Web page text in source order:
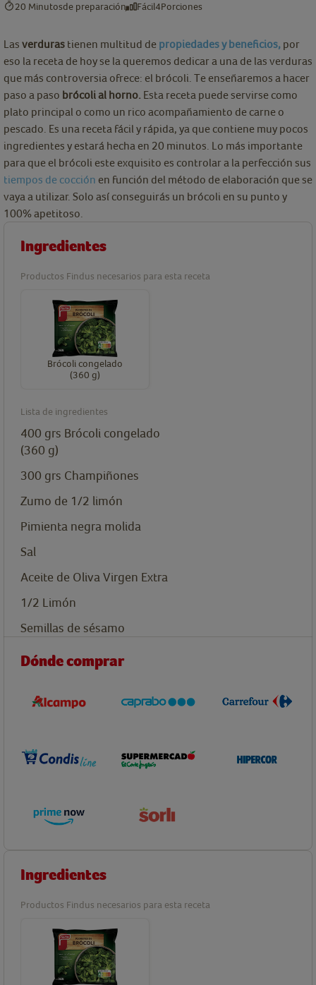
20 Minutosde preparación Fácil4Porciones
Las verduras tienen multitud de propiedades y beneficios, por
eso la receta de hoy se la queremos dedicar a una de las verduras
que más controversia ofrece: el brócoli. Te enseñaremos a hacer
paso a paso brócoli al horno. Esta receta puede servirse como
plato principal o como un rico acompañamiento de carne o
pescado. Es una receta fácil y rápida, ya que contiene muy pocos
ingredientes y estará hecha en 20 minutos. Lo más importante
para que el brócoli este exquisito es controlar a la perfección sus
tiempos de cocción en función del método de elaboración que se
vaya a utilizar. Solo así conseguirás un brócoli en su punto y
100% apetitoso.
Ingredientes
Productos Findus necesarios para esta receta
Brócoli congelado
(360 g)
Lista de ingredientes
400 grs Brócoli congelado
(360 g)
300 grs Champiñones
Zumo de 1/2 limón
Pimienta negra molida
Sal
Aceite de Oliva Virgen Extra
1/2 Limón
Semillas de sésamo
Dónde comprar
Ingredientes
Productos Findus necesarios para esta receta